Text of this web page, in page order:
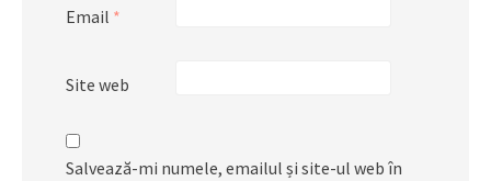
Email *
Site web
Salvează-mi numele, emailul și site-ul web în